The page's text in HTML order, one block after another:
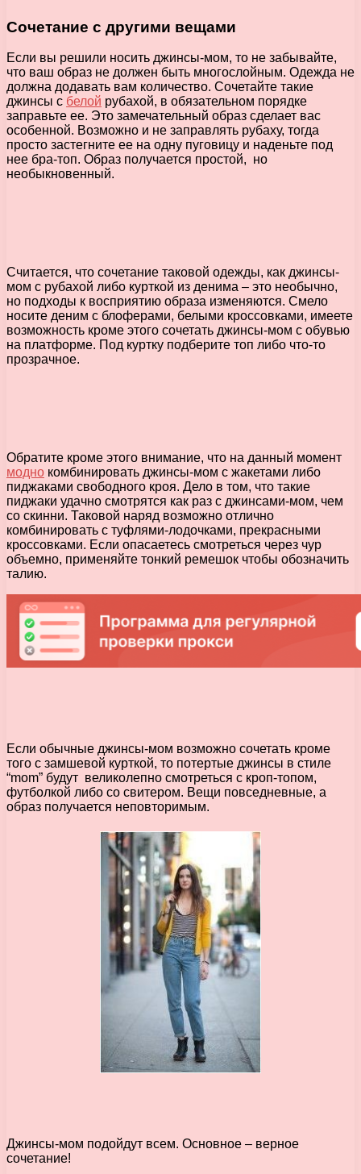
Сочетание с другими вещами
Если вы решили носить джинсы-мом, то не забывайте,
что ваш образ не должен быть многослойным. Одежда не
должна додавать вам количество. Сочетайте такие
джинсы с белой рубахой, в обязательном порядке
заправьте ее. Это замечательный образ сделает вас
особенной. Возможно и не заправлять рубаху, тогда
просто застегните ее на одну пуговицу и наденьте под
нее бра-топ. Образ получается простой, но
необыкновенный.
Считается, что сочетание таковой одежды, как джинсы-
мом с рубахой либо курткой из денима – это необычно,
но подходы к восприятию образа изменяются. Смело
носите деним с блоферами, белыми кроссовками, имеете
возможность кроме этого сочетать джинсы-мом с обувью
на платформе. Под куртку подберите топ либо что-то
прозрачное.
Обратите кроме этого внимание, что на данный момент
модно комбинировать джинсы-мом с жакетами либо
пиджаками свободного кроя. Дело в том, что такие
пиджаки удачно смотрятся как раз с джинсами-мом, чем
со скинни. Таковой наряд возможно отлично
комбинировать с туфлями-лодочками, прекрасными
кроссовками. Если опасаетесь смотреться через чур
объемно, применяйте тонкий ремешок чтобы обозначить
талию.
Если обычные джинсы-мом возможно сочетать кроме
того с замшевой курткой, то потертые джинсы в стиле
“mom” будут великолепно смотреться с кроп-топом,
футболкой либо со свитером. Вещи повседневные, а
образ получается неповторимым.
Джинсы-мом подойдут всем. Основное – верное
сочетание!